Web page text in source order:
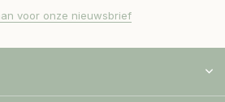
voor onze nieuwsbrief